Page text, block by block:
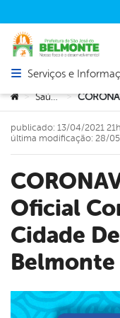
Abrir menu principal
Serviços e
Você está aqui:
> Saúde >
CORONAVÍRUS: Boletim
Oficial
Cidade
publicado: 13/04/2021
última modificação: 28/